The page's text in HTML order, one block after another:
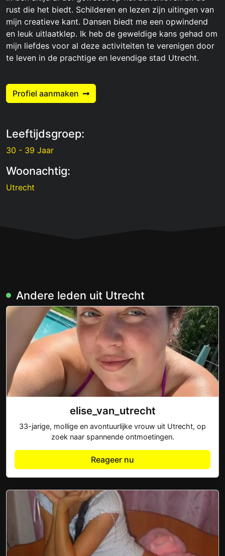
rust die het biedt. Schilderen en lezen zijn uitingen van
mijn creatieve kant. Dansen biedt me een opwindend
en leuk uitlaatklep. Ik heb de geweldige kans gehad om
mijn liefdes voor al deze activiteiten te verenigen door
te leven in de prachtige en levendige stad Utrecht.
Profiel aanmaken
Leeftijdsgroep:
30 - 39 Jaar
Woonachtig:
Utrecht
Andere leden uit Utrecht
elise_van_utrecht
33-jarige, mollige en avontuurlijke vrouw uit Utrecht, op
zoek naar spannende ontmoetingen.
Reageer nu